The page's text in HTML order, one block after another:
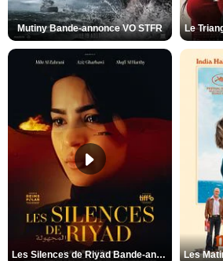
Mutiny Bande-annonce VO STFR Le
Les Silences de Riyad Bande-annonce VO STFR